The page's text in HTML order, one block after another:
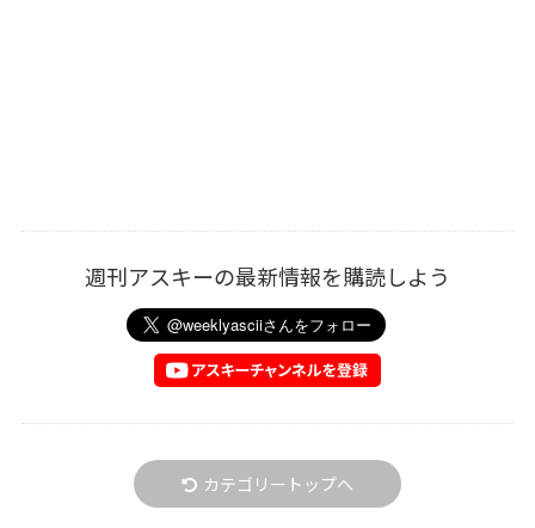
週刊アスキーの最新情報を購読しよう
カテゴリートップへ